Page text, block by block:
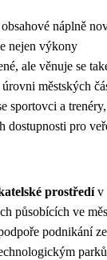
náplně
nejen výkony
ale věnuje se
městských
sportovci a
dostupnosti pro
prostředív
působících ve
podnikání